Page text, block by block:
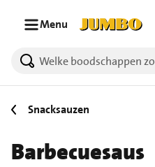
Menu
6 producten gevonden.
Snacksauzen
Barbecuesaus